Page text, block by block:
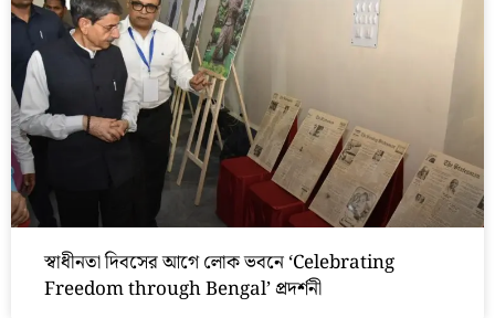
স্বাধীনতা দিবসের আগে লোক ভবনে ‘Celebrating
Freedom through Bengal’ প্রদর্শনী